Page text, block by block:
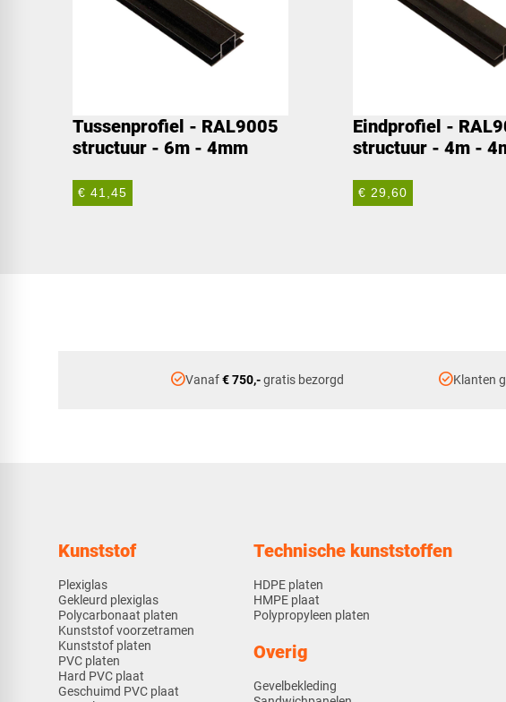
Tussenprofiel - RAL9005
structuur - 6m - 4mm
€ 41,45
Eindprofiel -
structuur - 4m -
€ 29,60
check_circleVanaf€ 750,-gratis bezorgd check_circleKlanten
Kunststof
Plexiglas
Gekleurd plexiglas
Polycarbonaat platen
Kunststof voorzetramen
Kunststof platen
PVC platen
Hard PVC plaat
Geschuimd PVC plaat
Technische kunststoffen
HDPE platen
HMPE plaat
Polypropyleen platen
Overig
Gevelbekleding